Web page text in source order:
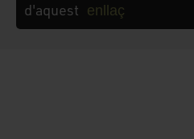
d'aquest enllaç